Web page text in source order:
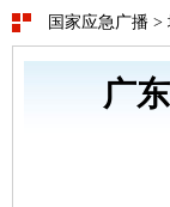
国家应急广播 >
广